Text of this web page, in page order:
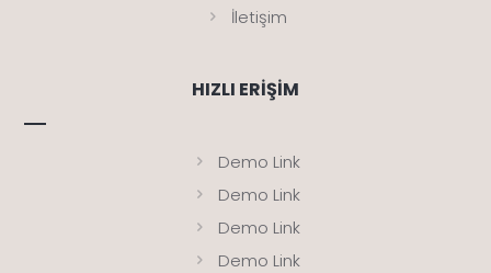
İletişim
HIZLI ERIŞIM
Demo Link
Demo Link
Demo Link
Demo Link